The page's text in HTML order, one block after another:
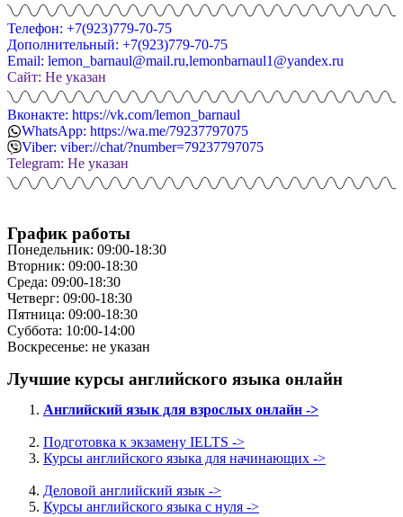
Телефон: +7(923)779-70-75
Дополнительный: +7(923)779-70-75
Email: lemon_barnaul@mail.ru,lemonbarnaul1@yandex.ru
Сайт: Не указан
Вконакте: https://vk.com/lemon_barnaul
WhatsApp: https://wa.me/79237797075
Viber: viber://chat/?number=79237797075
Telegram: Не указан
График работы
Понедельник: 09:00-18:30
Вторник: 09:00-18:30
Среда: 09:00-18:30
Четверг: 09:00-18:30
Пятница: 09:00-18:30
Суббота: 10:00-14:00
Воскресенье: не указан
Лучшие курсы английского языка онлайн
Английский язык для взрослых онлайн ->
Подготовка к экзамену IELTS ->
Курсы английского языка для начинающих ->
Деловой английский язык ->
Курсы английского языка с нуля ->